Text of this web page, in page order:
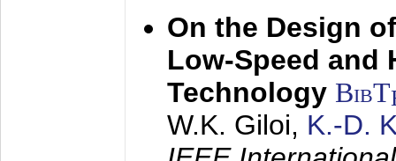
On the Design
Low-Speed and
Technology BibT
W.K. Giloi, K.-D.